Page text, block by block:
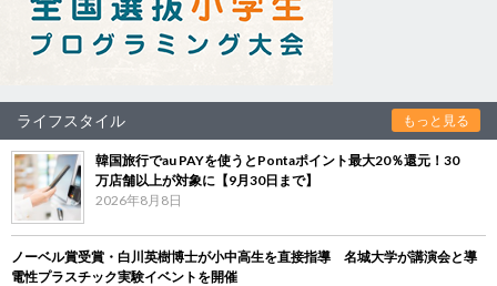
ライフスタイル もっと見る
韓国旅行でau PAYを使うとPontaポイント最大20％還元！30
万店舗以上が対象に【9月30日まで】
2026年8月8日
ノーベル賞受賞・白川英樹博士が小中高生を直接指導 名城大学が講演会と導
電性プラスチック実験イベントを開催